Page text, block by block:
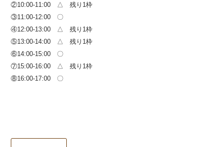
②10:00-11:00 △ 残り1枠
③11:00-12:00 〇
④12:00-13:00 △ 残り1枠
⑤13:00-14:00 △ 残り1枠
⑥14:00-15:00 〇
⑦15:00-16:00 △ 残り1枠
⑧16:00-17:00 〇